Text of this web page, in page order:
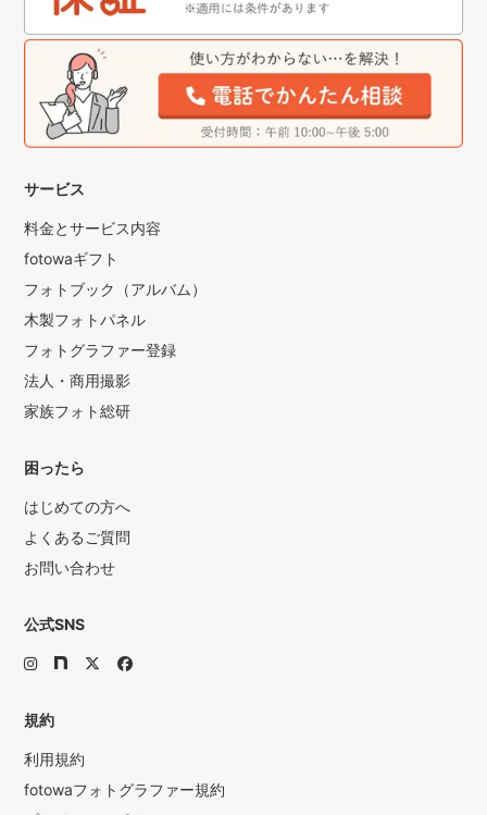
サービス
料金とサービス内容
fotowaギフト
フォトブック（アルバム）
木製フォトパネル
フォトグラファー登録
法人・商用撮影
家族フォト総研
困ったら
はじめての方へ
よくあるご質問
お問い合わせ
公式SNS
規約
利用規約
fotowaフォトグラファー規約